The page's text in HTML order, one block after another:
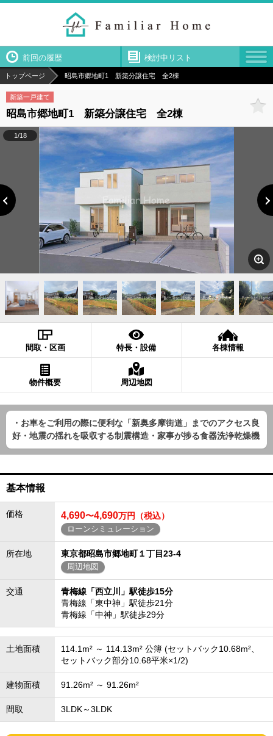
前回の履歴 検討中リスト
トップページ 昭島市郷地町1 新築分譲住宅 全2棟
新築一戸建て
昭島市郷地町1 新築分譲住宅 全2棟
1/18
間取・区画 特長・設備 各棟情報
物件概要 周辺地図
・お車をご利用の際に便利な「新奥多摩街道」までのアクセス良
好・地震の揺れを吸収する制震構造・家事が捗る食器洗浄乾燥機
基本情報
価格 4,690〜4,690万円（税込）
ローンシミュレーション
所在地 東京都昭島市郷地町１丁目23-4
周辺地図
交通
青梅線「西立川」駅徒歩15分
青梅線「東中神」駅徒歩21分
青梅線「中神」駅徒歩29分
土地面積
114.1m² ～ 114.13m² 公簿 (セットバック10.68m²、
セットバック部分10.68平米×1/2)
建物面積 91.26m² ～ 91.26m²
間取 3LDK～3LDK